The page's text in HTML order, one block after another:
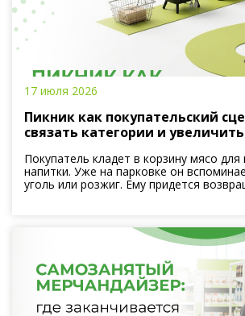
17 июля 2026
Пикник как покупательский
связать категории и
Покупатель кладет в корзину мясо для
напитки. Уже на парковке он
уголь или розжиг. Ему придется